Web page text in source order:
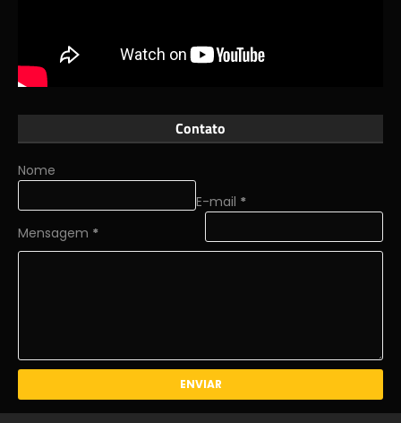
Contato
Nome
E-mail *
Mensagem *